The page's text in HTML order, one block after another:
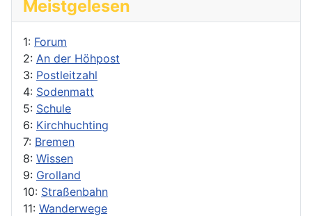
Meistgelesen
1: Forum
2: An der Höhpost
3: Postleitzahl
4: Sodenmatt
5: Schule
6: Kirchhuchting
7: Bremen
8: Wissen
9: Grolland
10: Straßenbahn
11: Wanderwege